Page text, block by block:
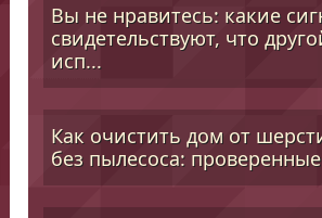
Вы не нравитесь: какие
свидетельствуют, что
исп...
Как очистить дом от
без пылесоса: